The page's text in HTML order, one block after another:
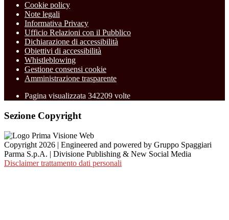
Cookie policy
Note legali
Informativa Privacy
Ufficio Relazioni con il Pubblico
Dichiarazione di accessibilità
Obiettivi di accessibilità
Whistleblowing
Gestione consensi cookie
Amministrazione trasparente
Pagina visualizzata 342209 volte
Sezione Copyright
Copyright 2026 | Engineered and powered by Gruppo Spaggiari
Parma S.p.A. | Divisione Publishing & New Social Media
Disclaimer trattamento dati personali